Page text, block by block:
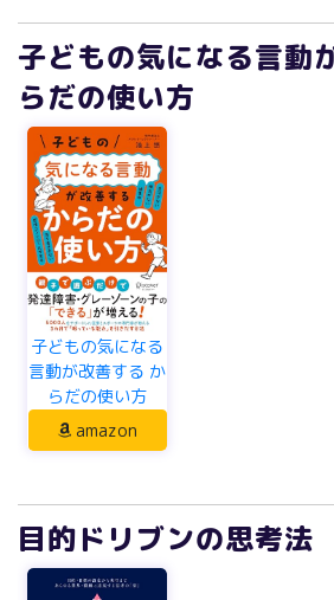
子どもの気になる言動
らだの使い方
子どもの気になる
言動が改善する か
らだの使い方
amazon
目的ドリブンの思考法